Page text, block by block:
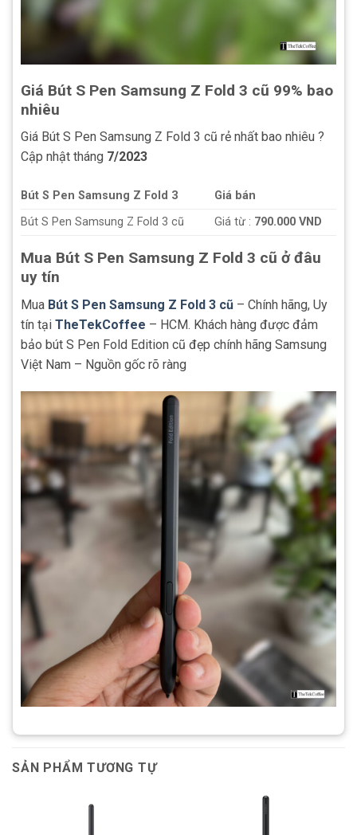
Giá Bút S Pen Samsung Z Fold 3 cũ 99% bao
nhiêu
Giá Bút S Pen Samsung Z Fold 3 cũ rẻ nhất bao nhiêu ?
Cập nhật tháng 7/2023
Bút S Pen Samsung Z Fold 3
Giá bán
Bút S Pen Samsung Z Fold 3 cũ
Giá từ : 790.000 VND
Mua Bút S Pen Samsung Z Fold 3 cũ ở đâu
uy tín
Mua Bút S Pen Samsung Z Fold 3 cũ – Chính hãng, Uy
tín tại TheTekCoffee – HCM. Khách hàng được đảm
bảo bút S Pen Fold Edition cũ đẹp chính hãng Samsung
Việt Nam – Nguồn gốc rõ ràng
SẢN PHẨM TƯƠNG TỰ